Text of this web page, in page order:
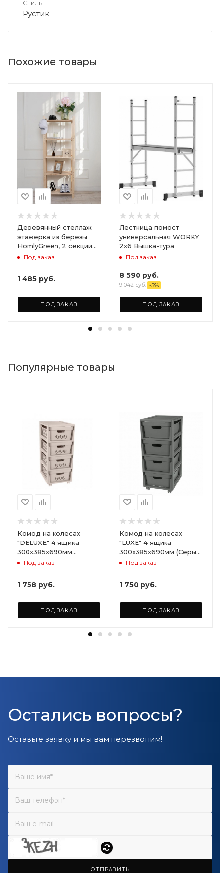
Стиль
Рустик
Похожие товары
Деревянный стеллаж
этажерка из березы
HomlyGreen, 2 секции
на 5 полок. Размер
Под заказ
1 485 руб.
ПОД ЗАКАЗ
Лестница помост
универсальная WORKY
2х6 Вышка-тура
Под заказ
8 590 руб.
9 042руб. -5%
ПОД ЗАКАЗ
Популярные товары
Комод на колесах
"DELUXE" 4 ящика
300х385х690мм
(Светло-бежевый)
Под заказ
1 758 руб.
ПОД ЗАКАЗ
Комод на колесах
"LUXE" 4 ящика
300х385х690мм (Серый)
ARD258086
Под заказ
1 750 руб.
ПОД ЗАКАЗ
Остались вопросы?
Оставьте заявку и мы вам перезвоним!
ОТПРАВИТЬ